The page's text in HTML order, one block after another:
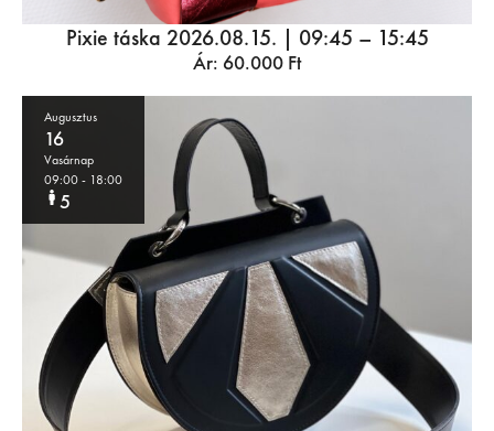
Pixie táska 2026.08.15. | 09:45 – 15:45
Ár: 60.000 Ft
Augusztus
16
Vasárnap
09:00- 18:00
5